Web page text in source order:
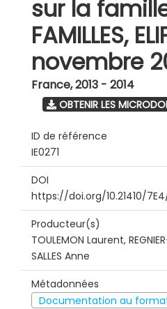
sur la
FAMILLES,
novembre
France,2013 - 2014
OBTENIR LES
ID de référence
IE0271
DOI
https://doi.org/10.21410/7E4/
Producteur(s)
TOULEMON Laurent,
SALLES Anne
Métadonnées
Documentation au format